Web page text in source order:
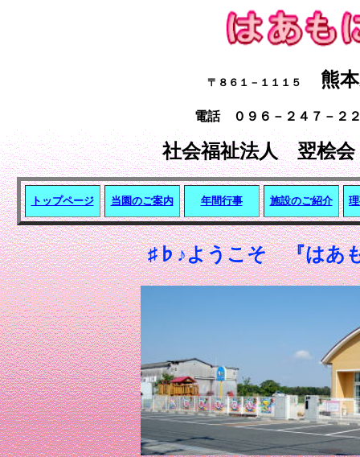
〒８６１－１１１５ 熊本
電話 ０９６－２４７－２
社会福祉法人 翌桧会
トップページ 当園のご案内 年間行事 施設のご紹介
♯♭♪ようこそ 『はあ